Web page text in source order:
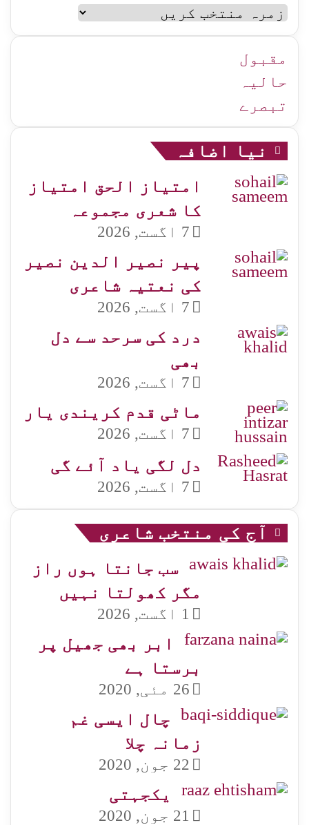
سلام
اردو
زمرہ
جات
مقبول
حالیہ
تبصرے
نیا اضافہ
امتیاز الحق امتیاز
کا شعری مجموعہ
7 اگست, 2026
پیر نصیر الدین نصیر
کی نعتیہ شاعری
7 اگست, 2026
درد کی سرحد سے دل
بھی
7 اگست, 2026
ماٹی قدم کریندی یار
7 اگست, 2026
دل لگی یاد آئے گی
7 اگست, 2026
آج کی منتخب شاعری
سب جانتا ہوں راز
مگر کھولتا نہیں
1 اگست, 2026
ابر بھی جھیل پر
برستا ہے
26 مئی, 2020
چال ایسی غم
زمانہ چلا
22 جون, 2020
یکجہتی
21 جون, 2020